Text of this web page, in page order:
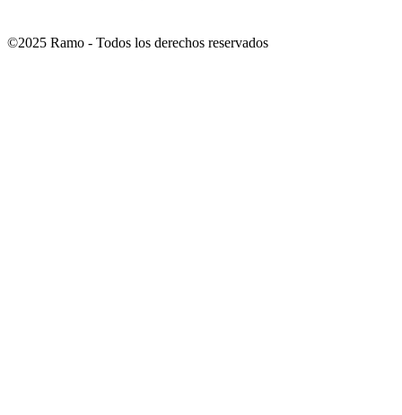
©2025 Ramo - Todos los derechos reservados